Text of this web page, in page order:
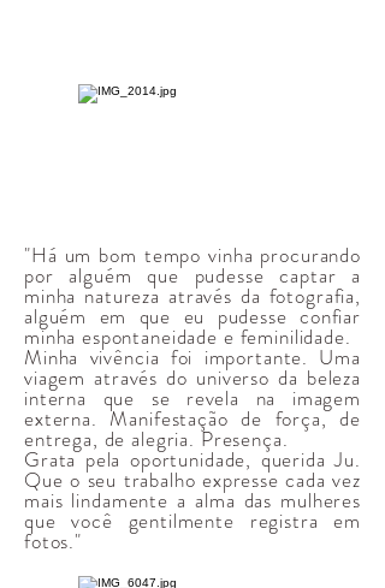
"Há um bom tempo vinha procurando
por alguém que pudesse captar a
minha natureza através da fotografia,
alguém em que eu pudesse confiar
minha espontaneidade e feminilidade.
Minha vivência foi importante. Uma
viagem através do universo da beleza
interna que se revela na imagem
externa. Manifestação de força, de
entrega, de alegria. Presença.
Grata pela oportunidade, querida Ju.
Que o seu trabalho expresse cada vez
mais lindamente a alma das mulheres
que você gentilmente registra em
fotos."